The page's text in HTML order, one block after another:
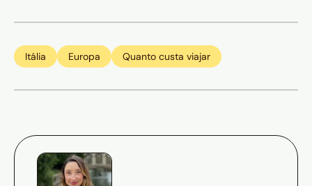
Itália Europa Quanto custa viajar